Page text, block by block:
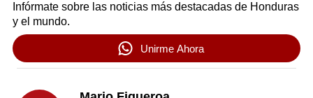
Infórmate sobre las noticias más destacadas de Honduras
y el mundo.
Unirme Ahora